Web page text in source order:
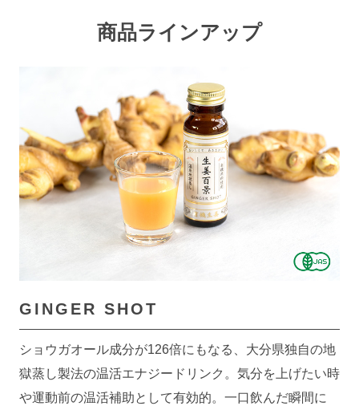
商品ラインアップ
GINGER SHOT
ショウガオール成分が126倍にもなる、大分県独自の地
獄蒸し製法の温活エナジードリンク。気分を上げたい時
や運動前の温活補助として有効的。一口飲んだ瞬間に